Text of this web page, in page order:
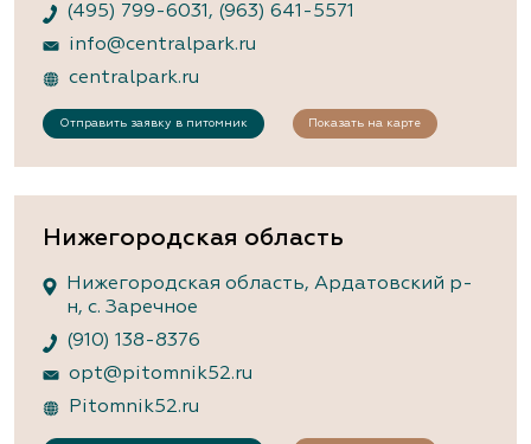
(495) 799-6031 , (963) 641-5571
info@centralpark.ru
centralpark.ru
Отправить заявку в питомник Показать на карте
Нижегородская область
Нижегородская область, Ардатовский р-
н, с. Заречное
(910) 138-8376
opt@pitomnik52.ru
Pitomnik52.ru